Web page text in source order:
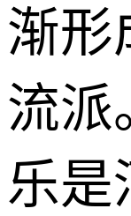
渐形
流派
乐是